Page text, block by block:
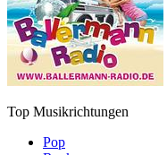
Top Musikrichtungen
Pop